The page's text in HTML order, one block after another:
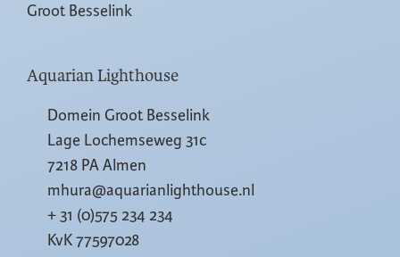
Groot Besselink
Aquarian Lighthouse
Domein Groot Besselink
Lage Lochemseweg 31c
7218 PA Almen
mhura@aquarianlighthouse.nl
+ 31 (0)575 234 234
KvK 77597028